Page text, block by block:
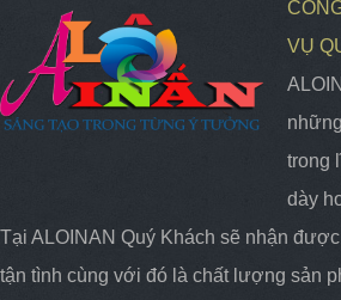
VỤ
trong
dày
Tại ALOINAN Quý Khách sẽ nhận
tận tình cùng với đó là chất lượng sản